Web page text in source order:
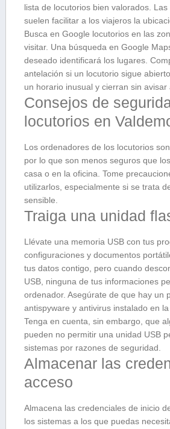
lista de locutorios bien valorados.
suelen facilitar a los viajeros la
Busca en Google locutorios en las
visitar. Una búsqueda en Google
deseado identificará los lugares.
antelación si un locutorio sigue
un horario inusual y cierran sin avisar
Consejos de
locutorios en
Los ordenadores de los locutorios
por lo que son menos seguros que
casa o en la oficina. Tome
utilizarlos, especialmente si se trata
sensible.
Traiga una unidad
Llévate una memoria USB con tus
configuraciones y documentos
tus datos contigo, pero cuando
USB, ninguna de tus informaciones
ordenador. Asegúrate de que hay un
antispyware y antivirus instalado en la
Tenga en cuenta, sin embargo, que
pueden no permitir una unidad USB
sistemas por razones de seguridad.
Almacenar las
acceso
Almacena las credenciales de inicio
los sistemas a los que puedas